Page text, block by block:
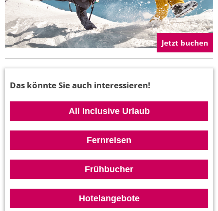
Jetzt buchen
Das könnte Sie auch interessieren!
All Inclusive Urlaub
Fernreisen
Frühbucher
Hotelangebote